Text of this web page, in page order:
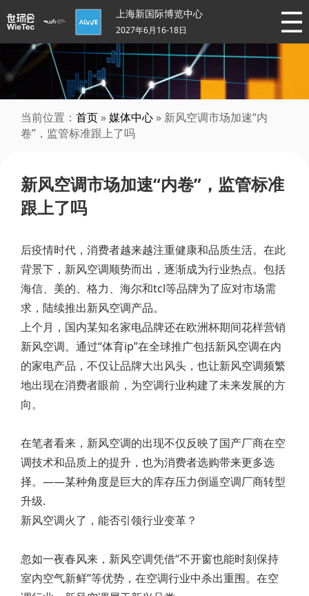
上海新国际博览中心
2027年6月16-18日
当前位置： 首页 »媒体中心 » 新风空调市场加速“内
卷”，监管标准跟上了吗
新风空调市场加速“内卷”，监管标准
跟上了吗
后疫情时代，消费者越来越注重健康和品质生活。在此
背景下，新风空调顺势而出，逐渐成为行业热点。包括
海信、美的、格力、海尔和tcl等品牌为了应对市场需
求，陆续推出新风空调产品。
上个月，国内某知名家电品牌还在欧洲杯期间花样营销
新风空调。通过“体育ip”在全球推广包括新风空调在内
的家电产品，不仅让品牌大出风头，也让新风空调频繁
地出现在消费者眼前，为空调行业构建了未来发展的方
向。
在笔者看来，新风空调的出现不仅反映了国产厂商在空
调技术和品质上的提升，也为消费者选购带来更多选
择。——某种角度是巨大的库存压力倒逼空调厂商转型
升级.
新风空调火了，能否引领行业变革？
忽如一夜春风来，新风空调凭借“不开窗也能时刻保持
室内空气新鲜”等优势，在空调行业中杀出重围。在空